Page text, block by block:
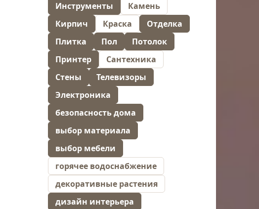
Инструменты
Камень
Кирпич
Краска
Отделка
Плитка
Пол
Потолок
Принтер
Сантехника
Стены
Телевизоры
Электроника
безопасность дома
выбор материала
выбор мебели
горячее водоснабжение
декоративные растения
дизайн интерьера